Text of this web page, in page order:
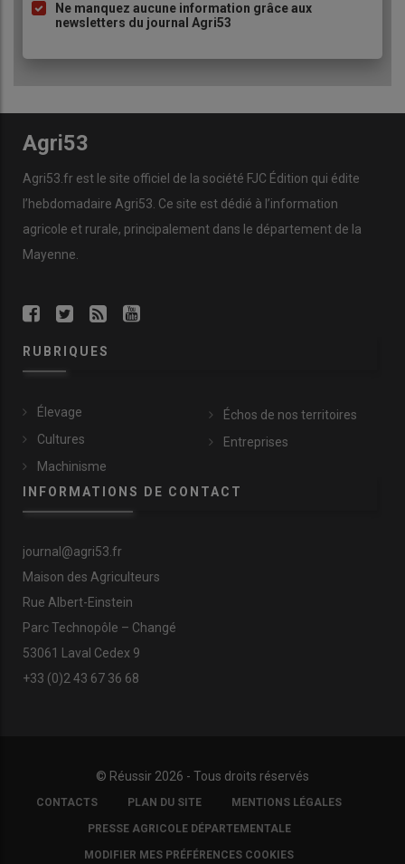
Ne manquez aucune information grâce aux
newsletters du journal Agri53
Agri53
Agri53.fr est le site officiel de la société FJC Édition qui édite
l’hebdomadaire Agri53. Ce site est dédié à l’information
agricole et rurale, principalement dans le département de la
Mayenne.
RUBRIQUES
Élevage
Cultures
Machinisme
Échos de nos territoires
Entreprises
INFORMATIONS DE CONTACT
journal@agri53.fr
Maison des Agriculteurs
Rue Albert-Einstein
Parc Technopôle – Changé
53061 Laval Cedex 9
+33 (0)2 43 67 36 68
© Réussir 2026 - Tous droits réservés
FOOTER
COPYRIGHT
CONTACTS PLAN DU SITE MENTIONS LÉGALES
PRESSE AGRICOLE DÉPARTEMENTALE
MODIFIER MES PRÉFÉRENCES COOKIES